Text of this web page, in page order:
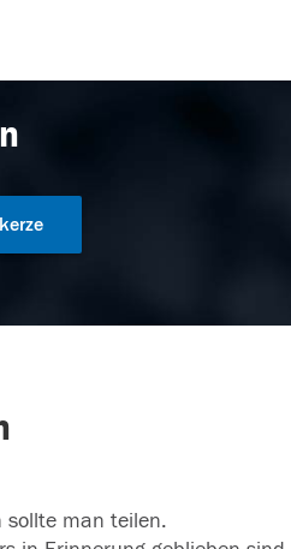
sollte man teilen.